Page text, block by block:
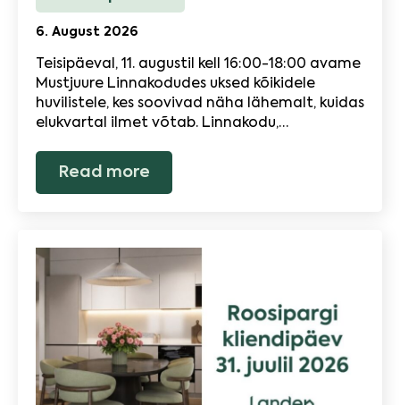
6. August 2026
Teisipäeval, 11. augustil kell 16:00-18:00 avame
Mustjuure Linnakodudes uksed kõikidele
huvilistele, kes soovivad näha lähemalt, kuidas
elukvartal ilmet võtab. Linnakodu,…
Read more